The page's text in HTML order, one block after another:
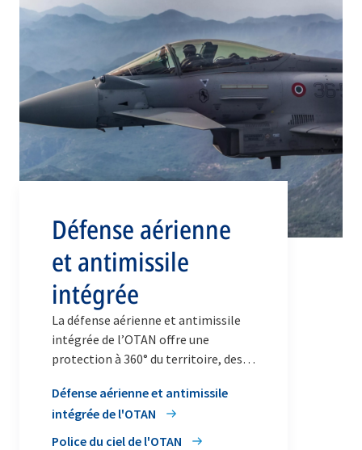
Défense aérienne
et antimissile
intégrée
La défense aérienne et antimissile
intégrée de l’OTAN offre une
protection à 360° du territoire, des
l’Alliance contre toute menace
aérienne ou de missile.
Défense aérienne et antimissile
intégrée de l'OTAN
Police du ciel de l'OTAN